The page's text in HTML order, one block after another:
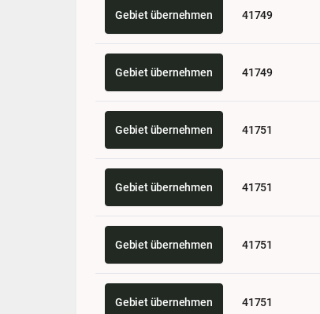
Gebiet übernehmen 41749
Gebiet übernehmen 41749
Gebiet übernehmen 41751
Gebiet übernehmen 41751
Gebiet übernehmen 41751
Gebiet übernehmen 41751